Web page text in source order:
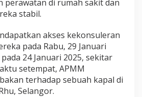
perawatan di rumah sakit dan
stabil.
akses kekonsuleran
pada Rabu, 29 Januari
24 Januari 2025, sekitar
setempat, APMM
terhadap sebuah kapal di
Selangor.